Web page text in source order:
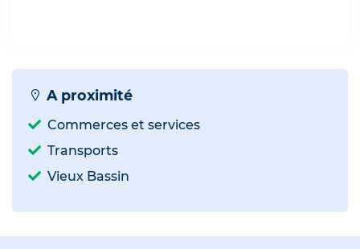
A proximité
Commerces et services
Transports
Vieux Bassin